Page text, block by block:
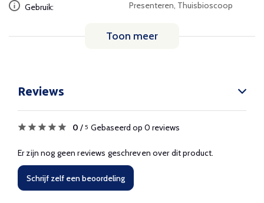
Gebruik: Presenteren, Thuisbioscoop
Toon meer
Reviews
0 / 5 Gebaseerd op 0 reviews
Er zijn nog geen reviews geschreven over dit product.
Schrijf zelf een beoordeling